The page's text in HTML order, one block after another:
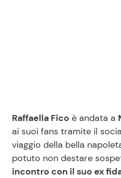
Salute
Viaggi e Turismo
Raffaella Fico è andata a
ai suoi fans tramite il
viaggio della bella
potuto non destare
incontro con il suo ex